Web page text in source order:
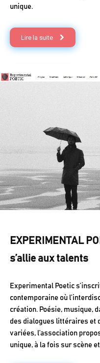
unique.
Lire la suite
EXPERIMENTAL
s’allie aux talents
Experimental Poetic
contemporaine où
création. Poésie, musique,
des dialogues littéraires et
variées, l’association
unique, à la fois sur scène et